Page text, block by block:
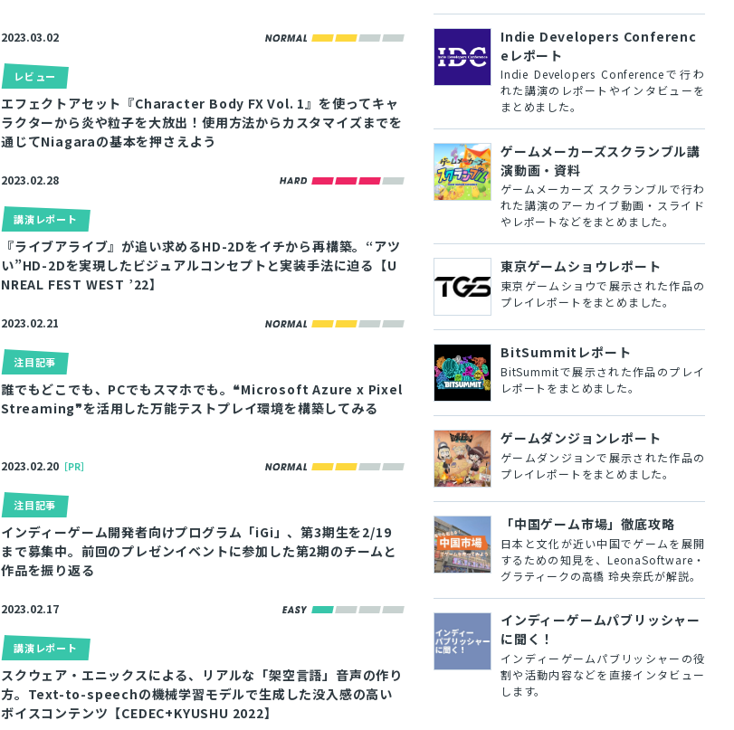
2023.03.02
レビュー
エフェクトアセット『Character Body FX Vol. 1』を使ってキャ
ラクターから炎や粒子を大放出！使用方法からカスタマイズまでを
通じてNiagaraの基本を押さえよう
2023.02.28
講演レポート
『ライブアライブ』が追い求めるHD-2Dをイチから再構築。“アツ
い”HD-2Dを実現したビジュアルコンセプトと実装手法に迫る【U
NREAL FEST WEST ’22】
2023.02.21
注目記事
誰でもどこでも、PCでもスマホでも。❝Microsoft Azure x Pixel
Streaming❞を活用した万能テストプレイ環境を構築してみる
2023.02.20 ［PR］
注目記事
インディーゲーム開発者向けプログラム「iGi」、第3期生を2/19
まで募集中。前回のプレゼンイベントに参加した第2期のチームと
作品を振り返る
2023.02.17
講演レポート
スクウェア・エニックスによる、リアルな「架空言語」音声の作り
方。Text-to-speechの機械学習モデルで生成した没入感の高い
ボイスコンテンツ【CEDEC+KYUSHU 2022】
Indie Developers Conferenc
eレポート
Indie Developers Conferenceで行わ
れた講演のレポートやインタビューを
まとめました。
ゲームメーカーズスクランブル講
演動画・資料
ゲームメーカーズ スクランブルで行わ
れた講演のアーカイブ動画・スライド
やレポートなどをまとめました。
東京ゲームショウレポート
東京ゲームショウで展示された作品の
プレイレポートをまとめました。
BitSummitレポート
BitSummitで展示された作品のプレイ
レポートをまとめました。
ゲームダンジョンレポート
ゲームダンジョンで展示された作品の
プレイレポートをまとめました。
「中国ゲーム市場」徹底攻略
日本と文化が近い中国でゲームを展開
するための知見を、LeonaSoftware・
グラティークの高橋 玲央奈氏が解説。
インディーゲームパブリッシャー
に聞く！
インディーゲームパブリッシャーの役
割や活動内容などを直接インタビュー
します。